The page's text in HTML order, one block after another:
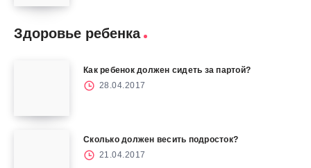
Здоровье ребенка
Как ребенок должен сидеть за партой?
28.04.2017
Сколько должен весить подросток?
21.04.2017